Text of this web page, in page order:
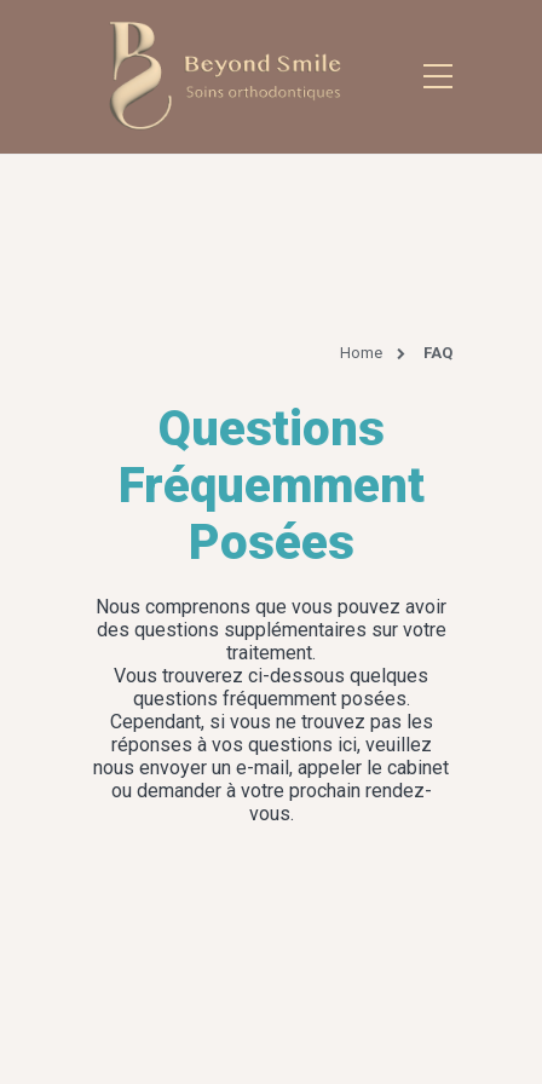
Home FAQ
Questions
Fréquemment
Posées
Nous comprenons que vous pouvez avoir
des questions supplémentaires sur votre
traitement.
Vous trouverez ci-dessous quelques
questions fréquemment posées.
Cependant, si vous ne trouvez pas les
réponses à vos questions ici, veuillez
nous envoyer un e-mail, appeler le cabinet
ou demander à votre prochain rendez-
vous.